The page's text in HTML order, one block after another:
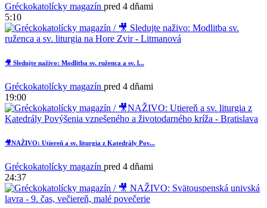
Gréckokatolícky magazín pred 4 dňami
5:10
🎥 Sledujte naživo: Modlitba sv. ruženca a sv. l...
Gréckokatolícky magazín pred 4 dňami
19:00
🎥NAŽIVO: Utiereň a sv. liturgia z Katedrály Pov...
Gréckokatolícky magazín pred 4 dňami
24:37